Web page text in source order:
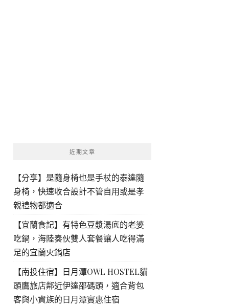
近期文章
【分享】是隨身椅也是手杖的泰達隨
身椅，快速收合設計不管自用或是孝
親禮物都適合
【宜蘭食記】有特色豆漿湯底的老婆
吃鍋，海陸奏伙雙人套餐讓人吃得滿
足的宜蘭火鍋店
【南投住宿】日月潭OWL HOSTEL貓
頭鷹旅店鄰近伊達邵碼頭，適合背包
客與小資族的日月潭實惠住宿